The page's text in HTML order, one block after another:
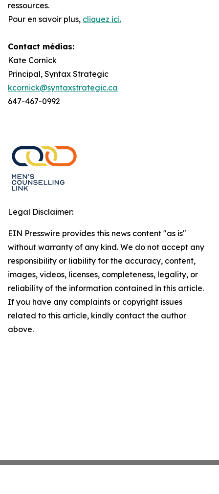
ressources.
Pour en savoir plus, cliquez ici.
Contact médias:
Kate Cornick
Principal, Syntax Strategic
kcornick@syntaxstrategic.ca
647-467-0992
Legal Disclaimer:
EIN Presswire provides this news content "as is"
without warranty of any kind. We do not accept any
responsibility or liability for the accuracy, content,
images, videos, licenses, completeness, legality, or
reliability of the information contained in this article.
If you have any complaints or copyright issues
related to this article, kindly contact the author
above.